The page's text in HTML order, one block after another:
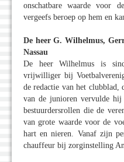
onschatbare waarde voor
vergeefs beroep op hem en
De heer G. Wilhelmus,
Nassau
De heer Wilhelmus is
vrijwilliger bij
de redactie van het clubblad,
van de junioren vervulde
bestuurdersrollen die de
van grote waarde voor de
hart en nieren. Vanaf zijn
chauffeur bij zorginstelling